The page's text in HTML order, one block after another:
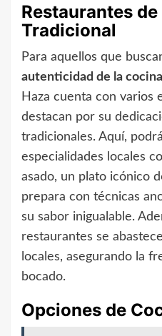
Restaurantes
Tradicional
Para aquellos que
autenticidad de la
Haza cuenta con varios
destacan por su
tradicionales. Aquí,
especialidades locales
asado, un plato icónico
prepara con técnicas
su sabor inigualable.
restaurantes se
locales, asegurando la
bocado.
Opciones de